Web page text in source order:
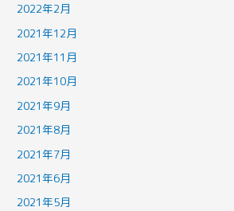
2022年2月
2021年12月
2021年11月
2021年10月
2021年9月
2021年8月
2021年7月
2021年6月
2021年5月